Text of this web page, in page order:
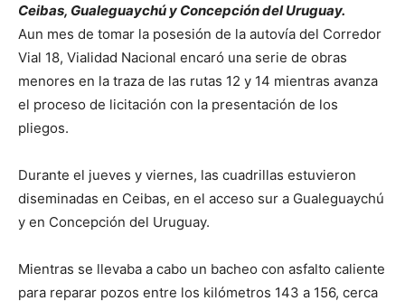
Ceibas, Gualeguaychú y Concepción del Uruguay.
Aun mes de tomar la posesión de la autovía del Corredor
Vial 18, Vialidad Nacional encaró una serie de obras
menores en la traza de las rutas 12 y 14 mientras avanza
el proceso de licitación con la presentación de los
pliegos.
Durante el jueves y viernes, las cuadrillas estuvieron
diseminadas en Ceibas, en el acceso sur a Gualeguaychú
y en Concepción del Uruguay.
Mientras se llevaba a cabo un bacheo con asfalto caliente
para reparar pozos entre los kilómetros 143 a 156, cerca